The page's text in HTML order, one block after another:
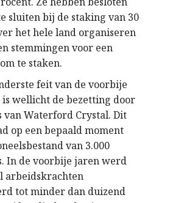
sluiten bij de staking van 30
het hele land organiseren
stemmingen voor een
te staken.
feit van de voorbije
is wellicht de bezetting door
van Waterford Crystal. Dit
op een bepaald moment
van 3.000
In de voorbije jaren werd
arbeidskrachten
tot minder dan duizend